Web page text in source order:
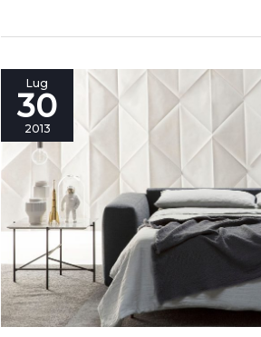
Lug
30
2013
divano
letto
è
morto.
Berto
Salotti
l’ha